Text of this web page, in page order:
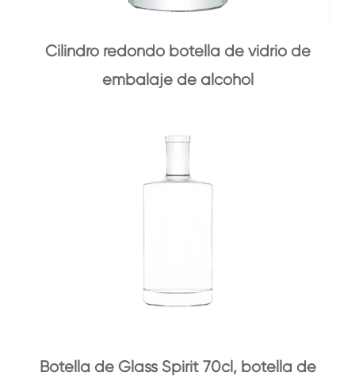
Cilindro redondo botella de vidrio de
embalaje de alcohol
Botella de Glass Spirit 70cl, botella de